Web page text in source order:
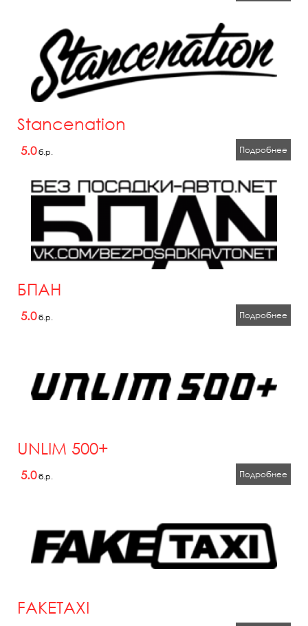
Stancenation
5.0б.р. Подробнее
БПАН
5.0б.р. Подробнее
UNLIM 500+
5.0б.р. Подробнее
FAKETAXI